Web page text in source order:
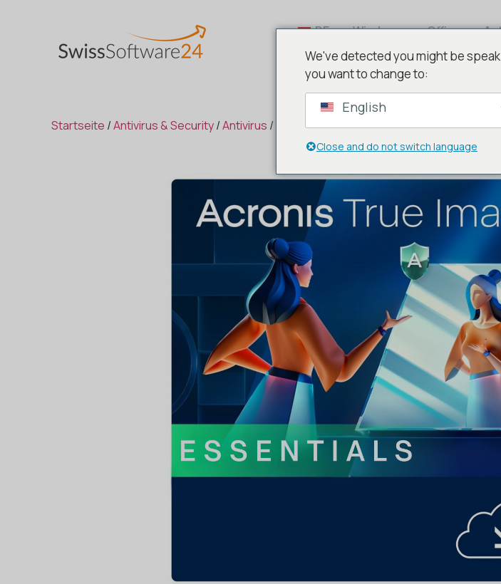
DE Windows Office
Startseite /Antivirus & Security/Antivirus / Acronis/ Acronis True Image Essentials
We've detected you might be
you want to change to:
English
Close and do not switch language